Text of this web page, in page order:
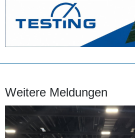
Weitere Meldungen